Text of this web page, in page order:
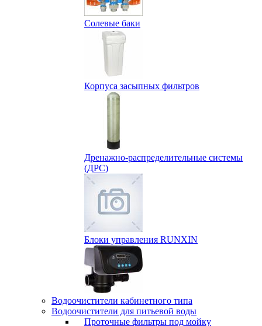
Солевые баки
Корпуса засыпных фильтров
Дренажно-распределительные системы
(ДРС)
Блоки управления RUNXIN
Водоочистители кабинетного типа
Водоочистители для питьевой воды
Проточные фильтры под мойку